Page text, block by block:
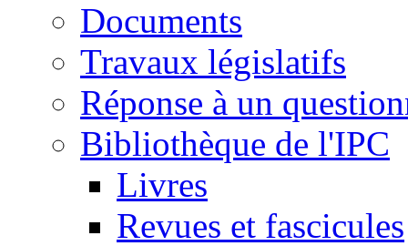
Documents
Travaux législatifs
Réponse à un
Bibliothèque de l'IPC
Livres
Revues et fascicules